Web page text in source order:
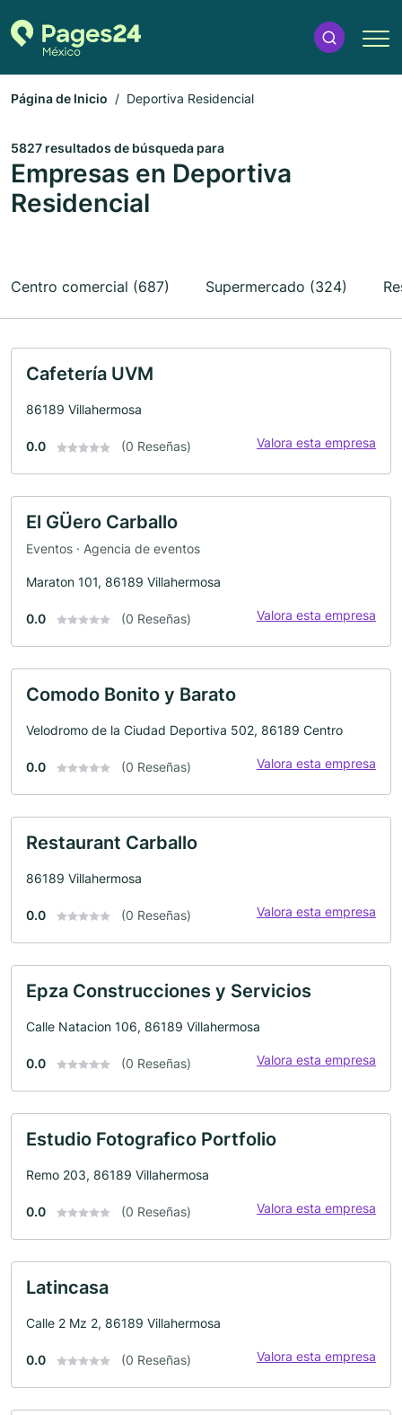
Página de Inicio Deportiva Residencial
5827 resultados de búsqueda para
Empresas en Deportiva
Residencial
Centro comercial (687) Supermercado (324)
Cafetería UVM
86189 Villahermosa
0.0 (0 Reseñas) Valora esta empresa
El GÜero Carballo
Eventos · Agencia de eventos
Maraton 101, 86189 Villahermosa
0.0 (0 Reseñas) Valora esta empresa
Comodo Bonito y Barato
Velodromo de la Ciudad Deportiva 502, 86189 Centro
0.0 (0 Reseñas) Valora esta empresa
Restaurant Carballo
86189 Villahermosa
0.0 (0 Reseñas) Valora esta empresa
Epza Construcciones y Servicios
Calle Natacion 106, 86189 Villahermosa
0.0 (0 Reseñas) Valora esta empresa
Estudio Fotografico Portfolio
Remo 203, 86189 Villahermosa
0.0 (0 Reseñas) Valora esta empresa
Latincasa
Calle 2 Mz 2, 86189 Villahermosa
0.0 (0 Reseñas) Valora esta empresa